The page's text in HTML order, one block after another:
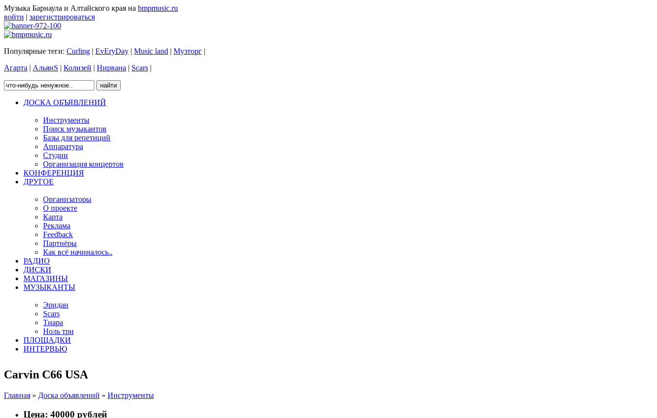
Музыка Барнаула и Алтайского края на bmpmusic.ru
войти | зарегистрироваться
Популярные теги: Curling | EvEryDay | Music land | Музторг |
Агарта | АльянS | Колизей | Нирвана | Scars |
ДОСКА ОБЪЯВЛЕНИЙ
Инструменты
Поиск музыкантов
Базы для репетиций
Аппаратура
Студии
Организация концертов
КОНФЕРЕНЦИЯ
ДРУГОЕ
Организаторы
О проекте
Карта
Реклама
Feedback
Партнёры
Как всё начиналось..
РАДИО
ДИСКИ
МАГАЗИНЫ
МУЗЫКАНТЫ
Эридан
Scars
Тиара
Ноль три
ПЛОЩАДКИ
ИНТЕРВЬЮ
Carvin C66 USA
Главная » Доска объявлений » Инструменты
Цена: 40000 рублей